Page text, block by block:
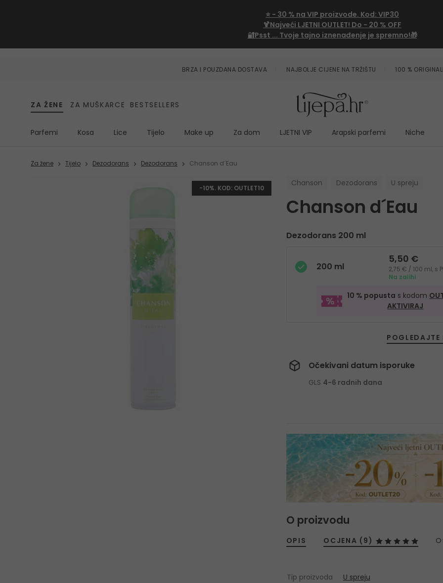
⭐ - 30 % na VIP proizvode. Kod: VIP30
🍹Najveći LJETNI OUTLET! Do - 20 % OFF
🔐Psst ... Tvoje tajno iznenađenje je spremno!🎁
BRZA I POUZDANA DOSTAVA NAJBOLJE CIJENE NA TRŽIŠTU 100 %
ZA ŽENE ZA MUŠKARCE BESTSELLERS
Parfemi Kosa Lice Tijelo Make up Za dom LJETNI VIP Arapski parfemi Niche
Za žene Tijelo Dezodorans Dezodorans Chanson d´Eau
-10%. KOD: OUTLET10
Chanson Dezodorans U spreju
Chanson d´Eau
Dezodorans 200 ml
200 ml
5,50 €
2,75 € / 100 ml, s
Na zalihi
10 % popusta s kodom
AKTIVIRAJ
POGLEDAJTE
Očekivani datum isporuke
GLS 4-6 radnih dana
O proizvodu
OPIS
Tip proizvoda U spreju
OCJENA (9)